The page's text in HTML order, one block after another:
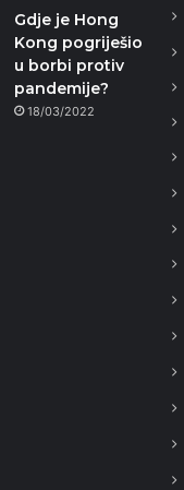
Gdje je Hong
Kong pogriješio
u borbi protiv
pandemije?
18/03/2022